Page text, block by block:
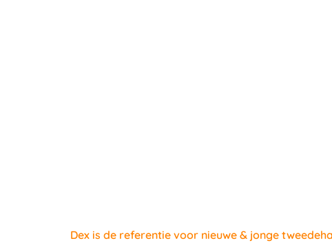
Dex is de referentie voor nieuwe & jonge